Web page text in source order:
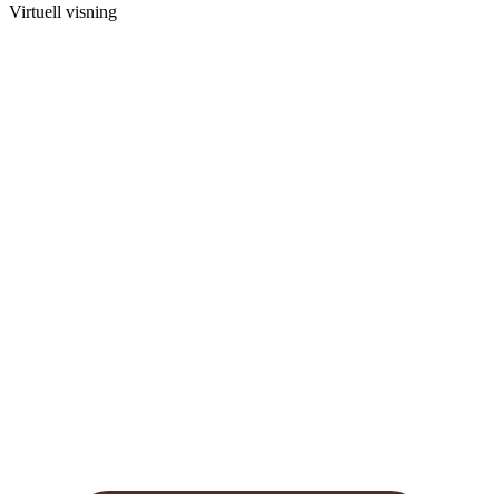
Virtuell visning